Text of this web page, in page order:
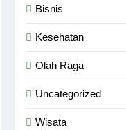
Bisnis
Kesehatan
Olah Raga
Uncategorized
Wisata